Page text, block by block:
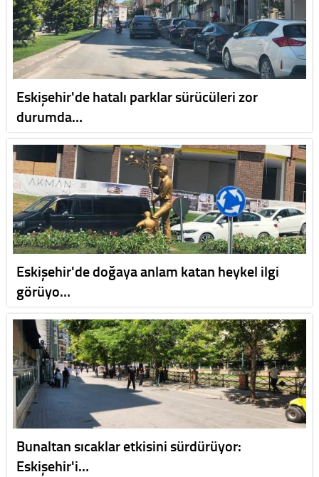
Eskişehir'de hatalı parklar sürücüleri zor
durumda…
Eskişehir'de doğaya anlam katan heykel ilgi
görüyo…
Bunaltan sıcaklar etkisini sürdürüyor:
Eskişehir'i…